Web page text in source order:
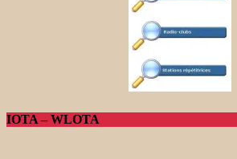
IOTA – WLOTA